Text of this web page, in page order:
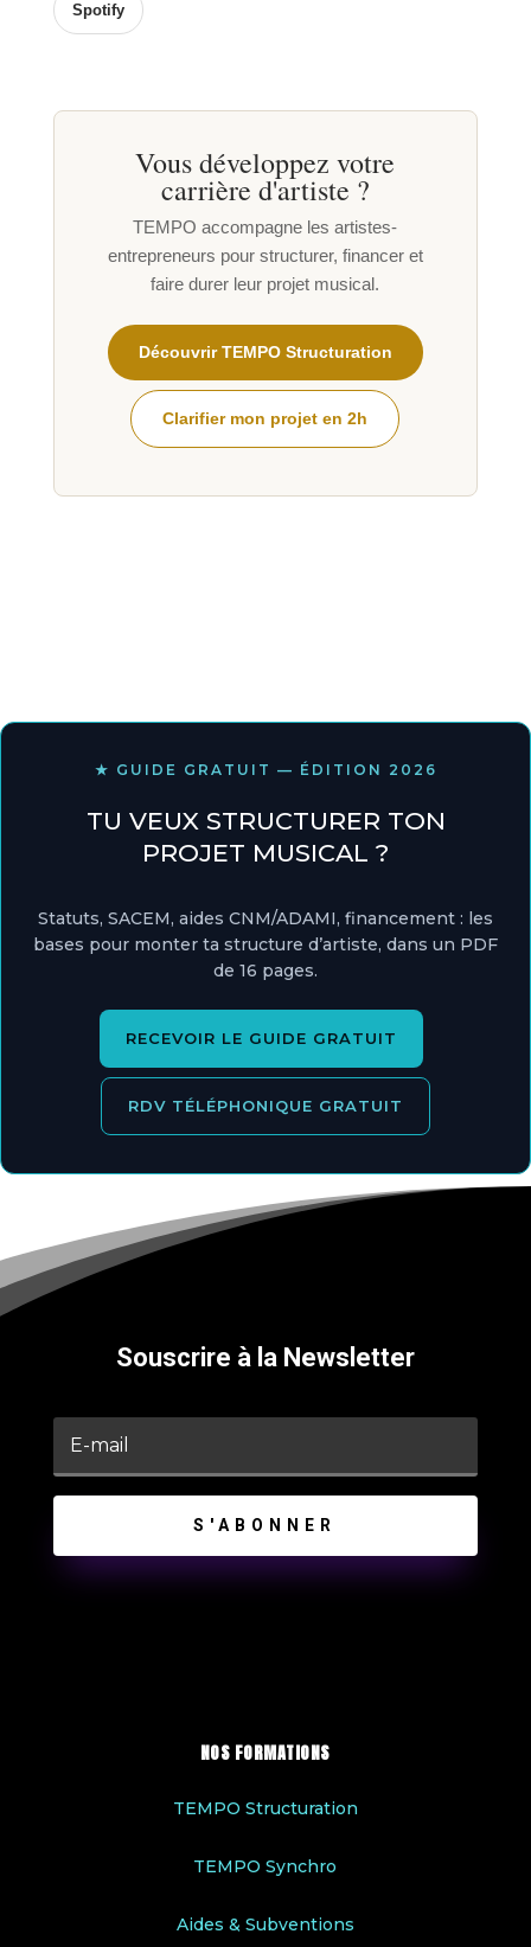
Spotify
Vous développez votre
carrière d'artiste ?
TEMPO accompagne les artistes-
entrepreneurs pour structurer, financer et
faire durer leur projet musical.
Découvrir TEMPO Structuration
Clarifier mon projet en 2h
★ GUIDE GRATUIT — ÉDITION 2026
TU VEUX STRUCTURER TON
PROJET MUSICAL ?
Statuts, SACEM, aides CNM/ADAMI, financement : les
bases pour monter ta structure d’artiste, dans un PDF
de 16 pages.
RECEVOIR LE GUIDE GRATUIT
RDV TÉLÉPHONIQUE GRATUIT
Souscrire à la Newsletter
S'ABONNER
NOS FORMATIONS
TEMPO Structuration
TEMPO Synchro
Aides & Subventions